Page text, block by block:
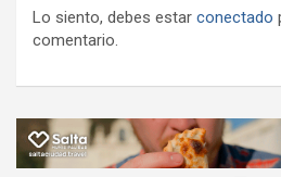
Lo siento, debes estar conectado
comentario.